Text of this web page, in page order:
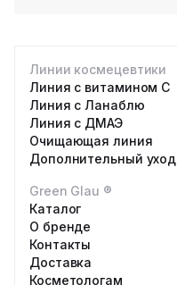
Линии космецевтики
Линия с витамином С
Линия с Ланаблю
Линия с ДМАЭ
Очищающая линия
Дополнительный уход
Green Glau ®
Каталог
О бренде
Контакты
Доставка
Косметологам